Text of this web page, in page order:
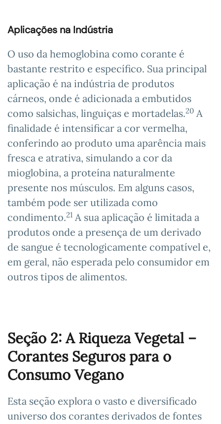
Aplicações na Indústria
O uso da hemoglobina como corante é
bastante restrito e específico. Sua principal
aplicação é na indústria de produtos
cárneos, onde é adicionada a embutidos
como salsichas, linguiças e mortadelas.20 A
finalidade é intensificar a cor vermelha,
conferindo ao produto uma aparência mais
fresca e atrativa, simulando a cor da
mioglobina, a proteína naturalmente
presente nos músculos. Em alguns casos,
também pode ser utilizada como
condimento.21 A sua aplicação é limitada a
produtos onde a presença de um derivado
de sangue é tecnologicamente compatível e,
em geral, não esperada pelo consumidor em
outros tipos de alimentos.
Seção 2: A Riqueza Vegetal –
Corantes Seguros para o
Consumo Vegano
Esta seção explora o vasto e diversificado
universo dos corantes derivados de fontes